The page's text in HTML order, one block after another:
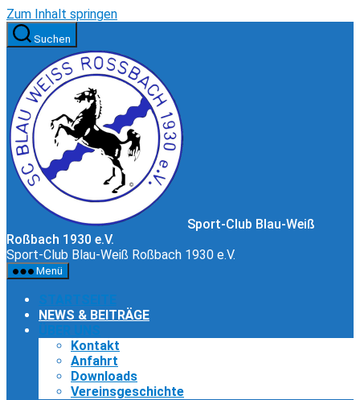
Zum Inhalt springen
Suchen
Sport-Club Blau-Weiß
Roßbach 1930 e.V.
Sport-Club Blau-Weiß Roßbach 1930 e.V.
Menü
STARTSEITE
NEWS & BEITRÄGE
ÜBER UNS
Kontakt
Anfahrt
Downloads
Vereinsgeschichte